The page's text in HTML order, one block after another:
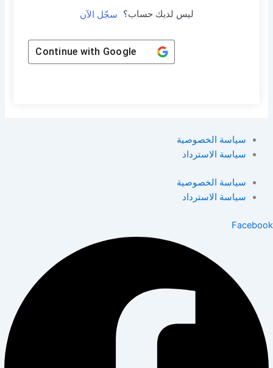
ليس لديك حساب؟ سجّل الآن
Continue with Google
سياسة الخصوصية
سياسة الاسترداد
سياسة الخصوصية
سياسة الاسترداد
Facebook